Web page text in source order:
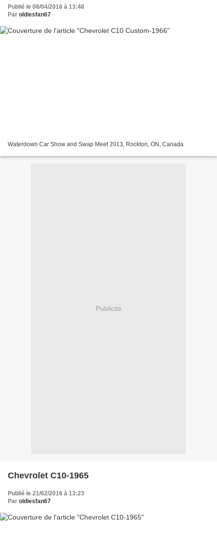
Publié le 08/04/2016 à 13:48
Par oldiesfan67
Waterdown Car Show and Swap Meet 2013, Rockton, ON, Canada
Publicité
Chevrolet C10-1965
Publié le 21/02/2016 à 13:23
Par oldiesfan67